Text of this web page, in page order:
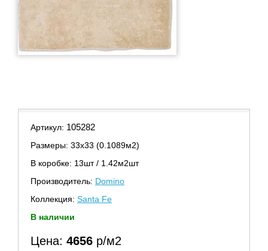
Артикул: 105282
Размеры: 33х33 (0.1089м2)
В коробке: 13шт / 1.42м2шт
Производитель: Domino
Коллекция: Santa Fe
В наличии
Цена: 4656 р/м2